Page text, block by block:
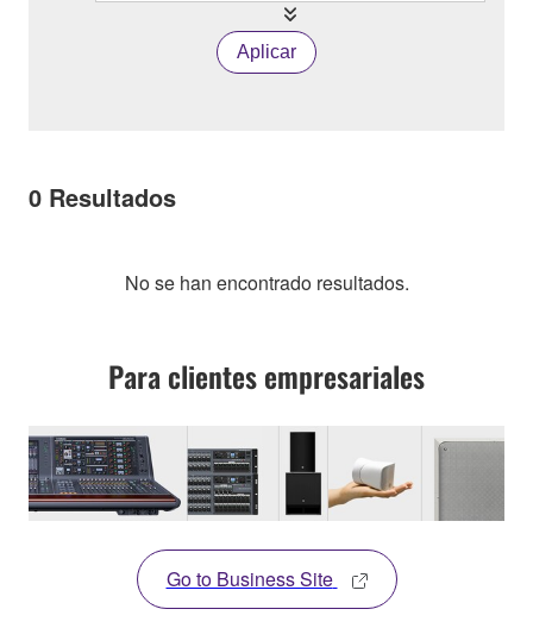
Aplicar
0 Resultados
No se han encontrado resultados.
Para clientes empresariales
Go to Business Site